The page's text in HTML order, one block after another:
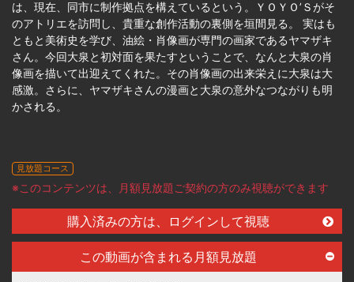
は、現在、同市に制作拠点を構えているという。ＹＯＹＯ’Ｓがそ
のアトリエを訪問し、貴重な創作活動の裏側を垣間見る。 実はも
ともと美術史を学び、油絵・肖像画が専門の画家であるヤマザキ
さん。今回大泉と初対面を果たすということで、なんと大泉の肖
像画を描いて出迎えてくれた。その肖像画の出来栄えに大泉は大
感激。さらに、ヤマザキさんの漫画と大泉の意外なつながりも明
かされる。
見放題コース
※このコンテンツは、月額見放題ご契約の方のみ視聴ができます
購入済みの方は、ログインして視聴
この動画が含まれる月額見放題